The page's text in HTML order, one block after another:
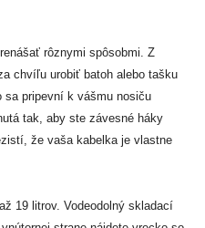
rôznymi spôsobmi. Z
chvíľu urobiť batoh alebo tašku
sa pripevní k vášmu nosiču
tak, aby ste závesné háky
že vaša kabelka je vlastne
19 litrov. Vodeodolný skladací